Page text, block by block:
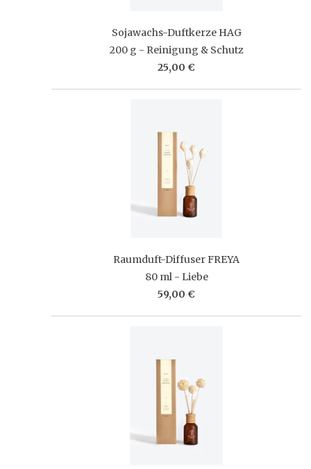
Sojawachs-Duftkerze HAG
200 g - Reinigung & Schutz
25,00 €
Raumduft-Diffuser FREYA
80 ml - Liebe
59,00 €